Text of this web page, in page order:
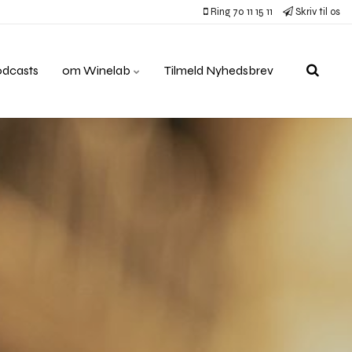
Ring 70 11 15 11 Skriv til os
om Winelab Tilmeld Nyhedsbrev